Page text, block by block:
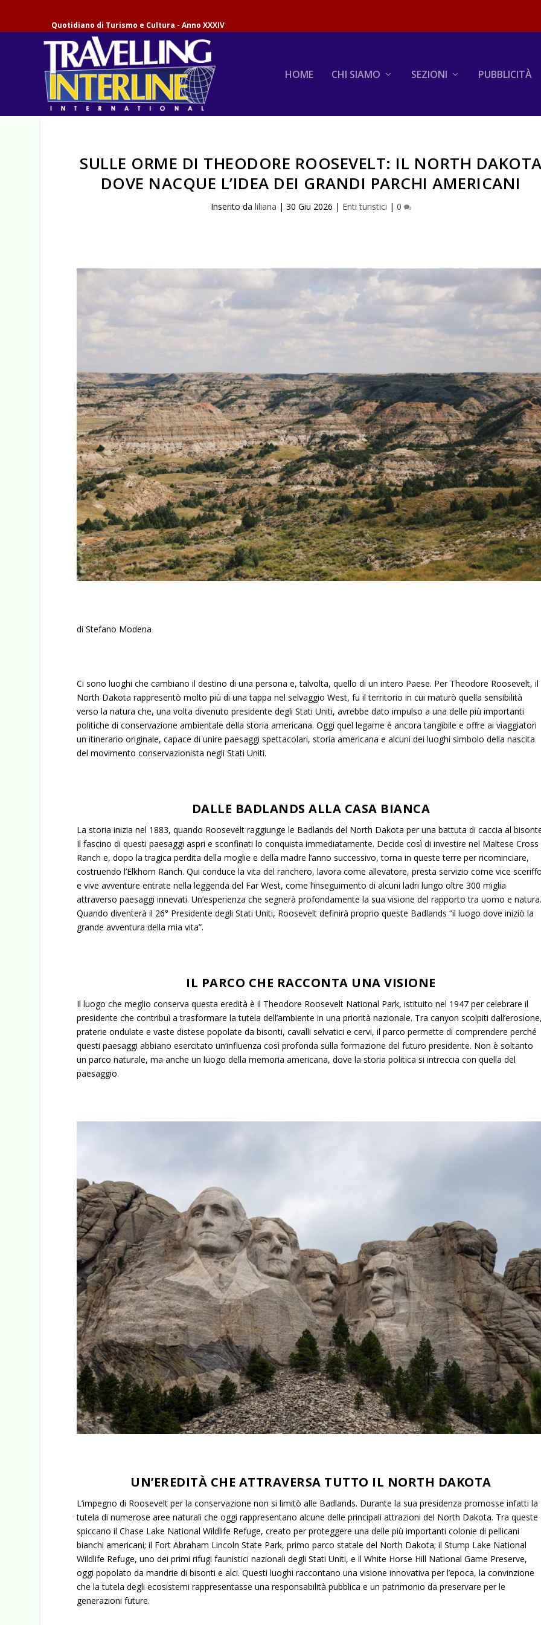
Quotidiano di Turismo e Cultura - Anno XXXIV
HOME CHI SIAMO SEZIONI PUBBLICITÀ
SULLE ORME DI THEODORE ROOSEVELT: IL NORTH DAKOTA
DOVE NACQUE L’IDEA DEI GRANDI PARCHI AMERICANI
Inserito da liliana | 30 Giu 2026 | Enti turistici | 0
di Stefano Modena
Ci sono luoghi che cambiano il destino di una persona e, talvolta, quello di un intero Paese. Per Theodore Roosevelt, il
North Dakota rappresentò molto più di una tappa nel selvaggio West, fu il territorio in cui maturò quella sensibilità
verso la natura che, una volta divenuto presidente degli Stati Uniti, avrebbe dato impulso a una delle più importanti
politiche di conservazione ambientale della storia americana. Oggi quel legame è ancora tangibile e offre ai viaggiatori
un itinerario originale, capace di unire paesaggi spettacolari, storia americana e alcuni dei luoghi simbolo della nascita
del movimento conservazionista negli Stati Uniti.
DALLE BADLANDS ALLA CASA BIANCA
La storia inizia nel 1883, quando Roosevelt raggiunge le Badlands del North Dakota per una battuta di caccia al
Il fascino di questi paesaggi aspri e sconfinati lo conquista immediatamente. Decide così di investire nel Maltese Cross
Ranch e, dopo la tragica perdita della moglie e della madre l’anno successivo, torna in queste terre per ricominciare,
costruendo l’Elkhorn Ranch. Qui conduce la vita del ranchero, lavora come allevatore, presta servizio come vice sceriffo
e vive avventure entrate nella leggenda del Far West, come l’inseguimento di alcuni ladri lungo oltre 300 miglia
attraverso paesaggi innevati. Un’esperienza che segnerà profondamente la sua visione del rapporto tra uomo e natura.
Quando diventerà il 26° Presidente degli Stati Uniti, Roosevelt definirà proprio queste Badlands “il luogo dove iniziò la
grande avventura della mia vita”.
IL PARCO CHE RACCONTA UNA VISIONE
Il luogo che meglio conserva questa eredità è il Theodore Roosevelt National Park, istituito nel 1947 per celebrare il
presidente che contribuì a trasformare la tutela dell’ambiente in una priorità nazionale. Tra canyon scolpiti dall’erosione,
praterie ondulate e vaste distese popolate da bisonti, cavalli selvatici e cervi, il parco permette di comprendere perché
questi paesaggi abbiano esercitato un’influenza così profonda sulla formazione del futuro presidente. Non è soltanto
un parco naturale, ma anche un luogo della memoria americana, dove la storia politica si intreccia con quella del
paesaggio.
UN’EREDITÀ CHE ATTRAVERSA TUTTO IL NORTH DAKOTA
L’impegno di Roosevelt per la conservazione non si limitò alle Badlands. Durante la sua presidenza promosse infatti la
tutela di numerose aree naturali che oggi rappresentano alcune delle principali attrazioni del North Dakota. Tra queste
spiccano il Chase Lake National Wildlife Refuge, creato per proteggere una delle più importanti colonie di pellicani
bianchi americani; il Fort Abraham Lincoln State Park, primo parco statale del North Dakota; il Stump Lake National
Wildlife Refuge, uno dei primi rifugi faunistici nazionali degli Stati Uniti, e il White Horse Hill National Game Preserve,
oggi popolato da mandrie di bisonti e alci. Questi luoghi raccontano una visione innovativa per l’epoca, la convinzione
che la tutela degli ecosistemi rappresentasse una responsabilità pubblica e un patrimonio da preservare per le
generazioni future.